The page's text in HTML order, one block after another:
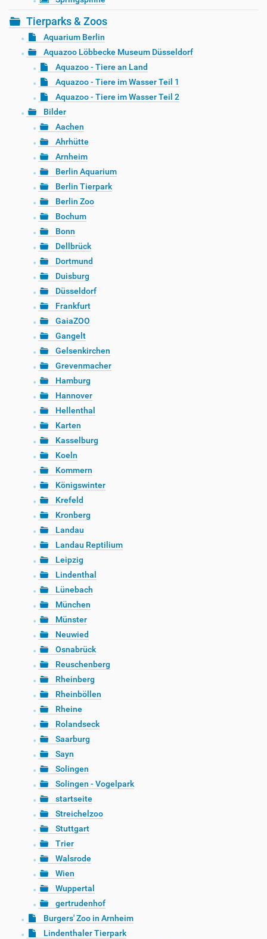
Tierparks & Zoos
Aquarium Berlin
Aquazoo Löbbecke Museum Düsseldorf
Aquazoo - Tiere an Land
Aquazoo - Tiere im Wasser Teil 1
Aquazoo - Tiere im Wasser Teil 2
Bilder
Aachen
Ahrhütte
Arnheim
Berlin Aquarium
Berlin Tierpark
Berlin Zoo
Bochum
Bonn
Dellbrück
Dortmund
Duisburg
Düsseldorf
Frankfurt
GaiaZOO
Gangelt
Gelsenkirchen
Grevenmacher
Hamburg
Hannover
Hellenthal
Karten
Kasselburg
Koeln
Kommern
Königswinter
Krefeld
Kronberg
Landau
Landau Reptilium
Leipzig
Lindenthal
Lünebach
München
Münster
Neuwied
Osnabrück
Reuschenberg
Rheinberg
Rheinböllen
Rheine
Rolandseck
Saarburg
Sayn
Solingen
Solingen - Vogelpark
startseite
Streichelzoo
Stuttgart
Trier
Walsrode
Wien
Wuppertal
gertrudenhof
Burgers' Zoo in Arnheim
Lindenthaler Tierpark